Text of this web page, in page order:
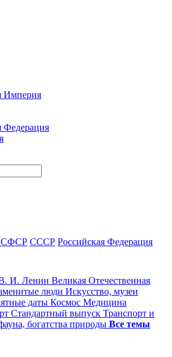
Империя
Федерация
СССР Российская Федерация
И. Ленин Великая Отечественная
люди Искусство, музеи
даты Космос Медицина
Стандартный выпуск Транспорт и
богатства природы Все темы